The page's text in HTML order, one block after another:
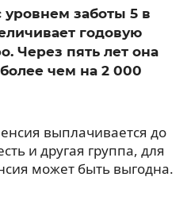
уровнем заботы 5 в
годовую
Через пять лет она
чем на 2 000
выплачивается до
и другая группа, для
может быть выгодна.